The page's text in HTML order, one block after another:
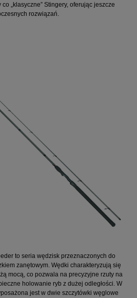
„klasyczne” Stingery, oferując jeszcze
rozwiązań.
to seria wędzisk przeznaczonych do
zanętowym. Wędki charakteryzują się
mocą, co pozwala na precyzyjne rzuty na
holowanie ryb z dużej odległości. W
jest w dwie szczytówki węglowe